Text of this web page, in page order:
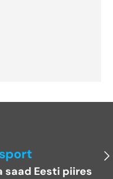
saad Eesti piires